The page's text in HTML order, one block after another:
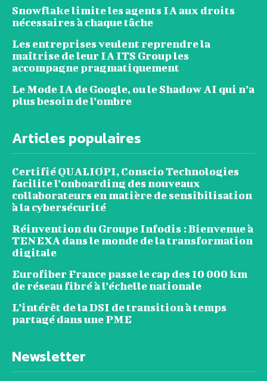
Snowflake limite les agents IA aux droits
nécessaires à chaque tâche
Les entreprises veulent reprendre la
maîtrise de leur IA ITS Group les
accompagne pragmatiquement
Le Mode IA de Google, ou le Shadow AI qui n’a
plus besoin de l’ombre
Articles populaires
Certifié QUALIOPI, Conscio Technologies
facilite l’onboarding des nouveaux
collaborateurs en matière de sensibilisation
à la cybersécurité
Réinvention du Groupe Infodis : Bienvenue à
TENEXA dans le monde de la transformation
digitale
Eurofiber France passe le cap des 10 000 km
de réseau fibré à l’échelle nationale
L’intérêt de la DSI de transition à temps
partagé dans une PME
Newsletter